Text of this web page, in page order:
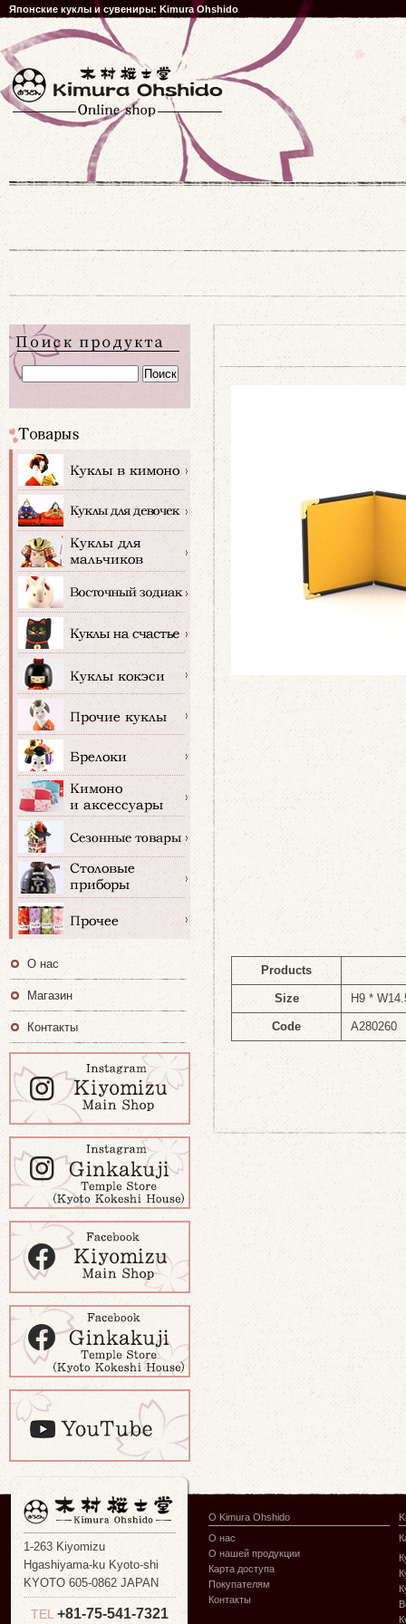
Японские куклы и сувениры: Kimura Ohshido
Products
Size H9 *
Code A280260
О нас
Магазин
Контакты
1-263 Kiyomizu
Hgashiyama-ku Kyoto-shi
KYOTO 605-0862 JAPAN
TEL +81-75-541-7321
О Kimura Ohshido
О нас
О нашей продукции
Карта доступа
Покупателям
Контакты